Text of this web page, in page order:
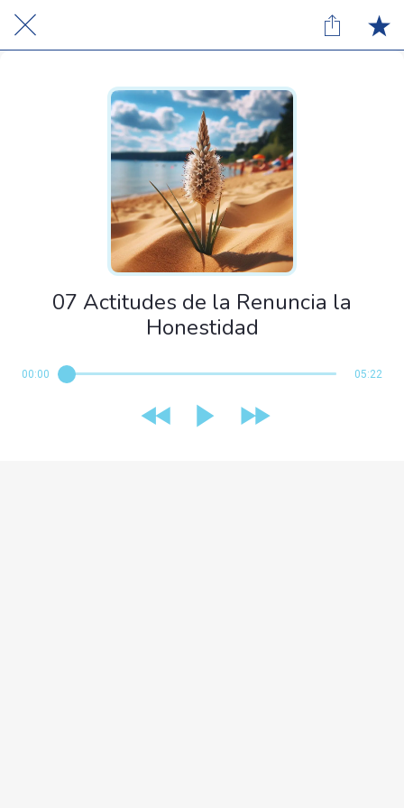
07 Actitudes de la Renuncia la
Honestidad
00:00 05:22